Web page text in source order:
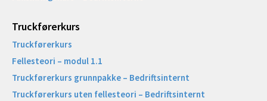
Truckførerkurs
Truckførerkurs
Fellesteori – modul 1.1
Truckførerkurs grunnpakke – Bedriftsinternt
Truckførerkurs uten fellesteori – Bedriftsinternt